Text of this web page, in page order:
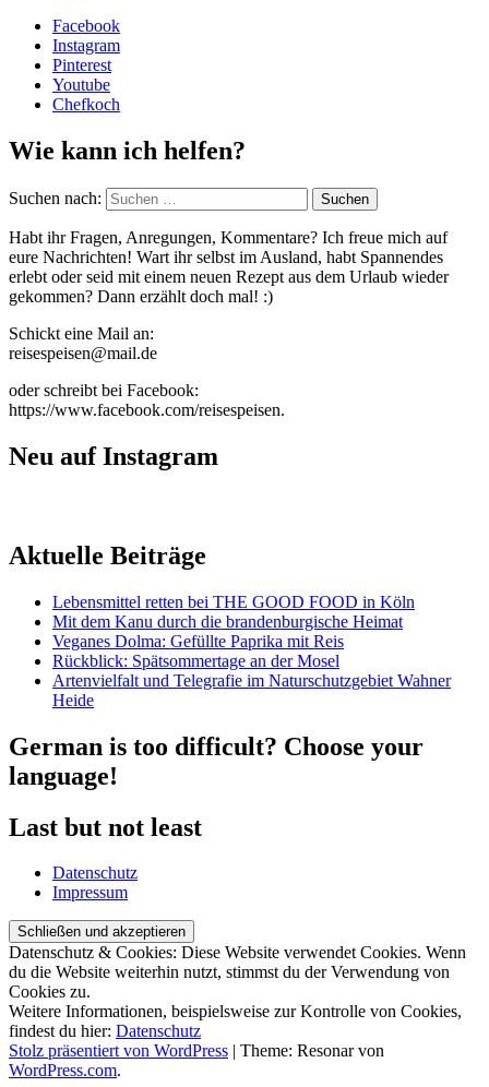
Facebook
Instagram
Pinterest
Youtube
Chefkoch
Wie kann ich helfen?
Suchen nach:
Habt ihr Fragen, Anregungen, Kommentare? Ich freue mich auf
eure Nachrichten! Wart ihr selbst im Ausland, habt Spannendes
erlebt oder seid mit einem neuen Rezept aus dem Urlaub wieder
gekommen? Dann erzählt doch mal! :)
Schickt eine Mail an:
reisespeisen@mail.de
oder schreibt bei Facebook:
https://www.facebook.com/reisespeisen.
Neu auf Instagram
Aktuelle Beiträge
Lebensmittel retten bei THE GOOD FOOD in Köln
Mit dem Kanu durch die brandenburgische Heimat
Veganes Dolma: Gefüllte Paprika mit Reis
Rückblick: Spätsommertage an der Mosel
Artenvielfalt und Telegrafie im Naturschutzgebiet Wahner
Heide
German is too difficult? Choose your
language!
Last but not least
Datenschutz
Impressum
Datenschutz & Cookies: Diese Website verwendet Cookies. Wenn
du die Website weiterhin nutzt, stimmst du der Verwendung von
Cookies zu.
Weitere Informationen, beispielsweise zur Kontrolle von Cookies,
findest du hier: Datenschutz
Stolz präsentiert von WordPress | Theme: Resonar von
WordPress.com.